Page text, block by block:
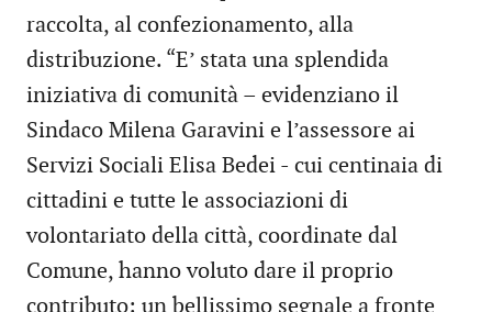
raccolta, al confezionamento, alla
distribuzione. “E’ stata una splendida
iniziativa di comunità – evidenziano il
Sindaco Milena Garavini e l’assessore ai
Servizi Sociali Elisa Bedei - cui centinaia di
cittadini e tutte le associazioni di
volontariato della città, coordinate dal
Comune, hanno voluto dare il proprio